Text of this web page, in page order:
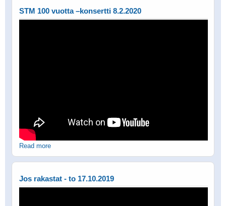
STM 100 vuotta –konsertti 8.2.2020
Read more
Jos rakastat - to 17.10.2019